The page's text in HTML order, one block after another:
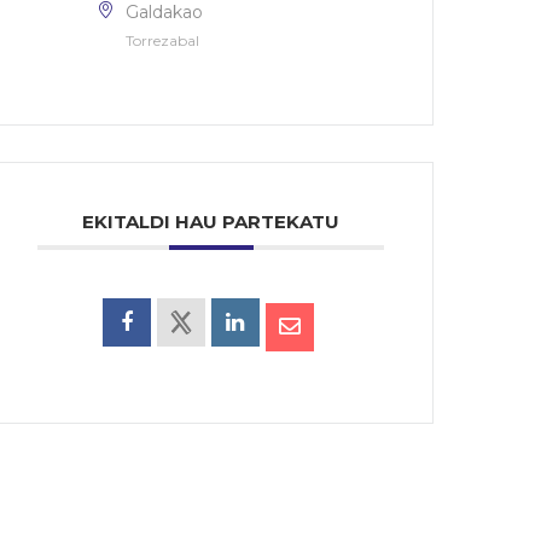
Galdakao
Torrezabal
EKITALDI HAU PARTEKATU